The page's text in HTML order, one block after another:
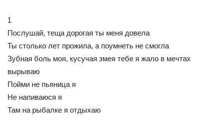
1
Послушай, теща дорогая ты меня довела
Ты столько лет прожила, а поумнеть не смогла
Зубная боль моя, кусучая змея тебе я жало в мечтах
вырываю
Пойми не пьяница я
Не напиваюся я
Там на рыбалке я отдыхаю